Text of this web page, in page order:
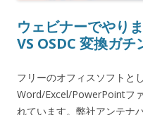
ウェビナーでやり
VS OSDC 変換ガチ
フリーのオフィスソフトと
Word/Excel/PowerPointフ
れています。弊社アンテナ